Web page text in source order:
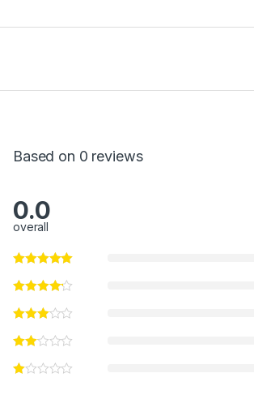
Based on 0 reviews
0.0
overall